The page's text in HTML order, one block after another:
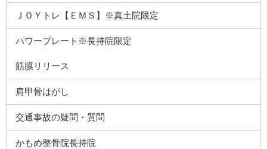
ＪＯＹトレ【ＥＭＳ】※真土院限定
パワープレート※長持院限定
筋膜リリース
肩甲骨はがし
交通事故の疑問・質問
かもめ整骨院長持院